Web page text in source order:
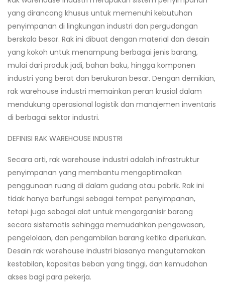
yang dirancang khusus untuk memenuhi kebutuhan
penyimpanan di lingkungan industri dan pergudangan
berskala besar. Rak ini dibuat dengan material dan desain
yang kokoh untuk menampung berbagai jenis barang,
mulai dari produk jadi, bahan baku, hingga komponen
industri yang berat dan berukuran besar. Dengan demikian,
rak warehouse industri memainkan peran krusial dalam
mendukung operasional logistik dan manajemen inventaris
di berbagai sektor industri.
DEFINISI RAK WAREHOUSE INDUSTRI
Secara arti, rak warehouse industri adalah infrastruktur
penyimpanan yang membantu mengoptimalkan
penggunaan ruang di dalam gudang atau pabrik. Rak ini
tidak hanya berfungsi sebagai tempat penyimpanan,
tetapi juga sebagai alat untuk mengorganisir barang
secara sistematis sehingga memudahkan pengawasan,
pengelolaan, dan pengambilan barang ketika diperlukan.
Desain rak warehouse industri biasanya mengutamakan
kestabilan, kapasitas beban yang tinggi, dan kemudahan
akses bagi para pekerja.